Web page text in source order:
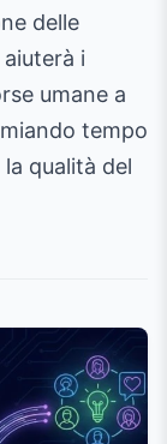
delle
i
umane a
tempo
qualità del